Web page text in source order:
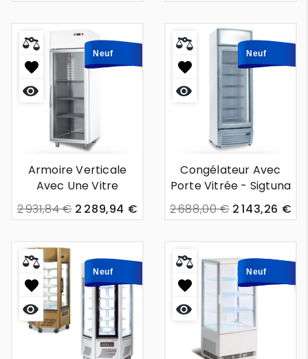
Neuf
Armoire Verticale
Avec Une Vitre
Frontale - Biarritz -
700l
2 931,84 € 2 289,94 €
Neuf
Congélateur Avec
Porte Vitrée - Sigtuna
- 488l
2 688,00 € 2 143,26 €
Neuf Neuf
Neuf